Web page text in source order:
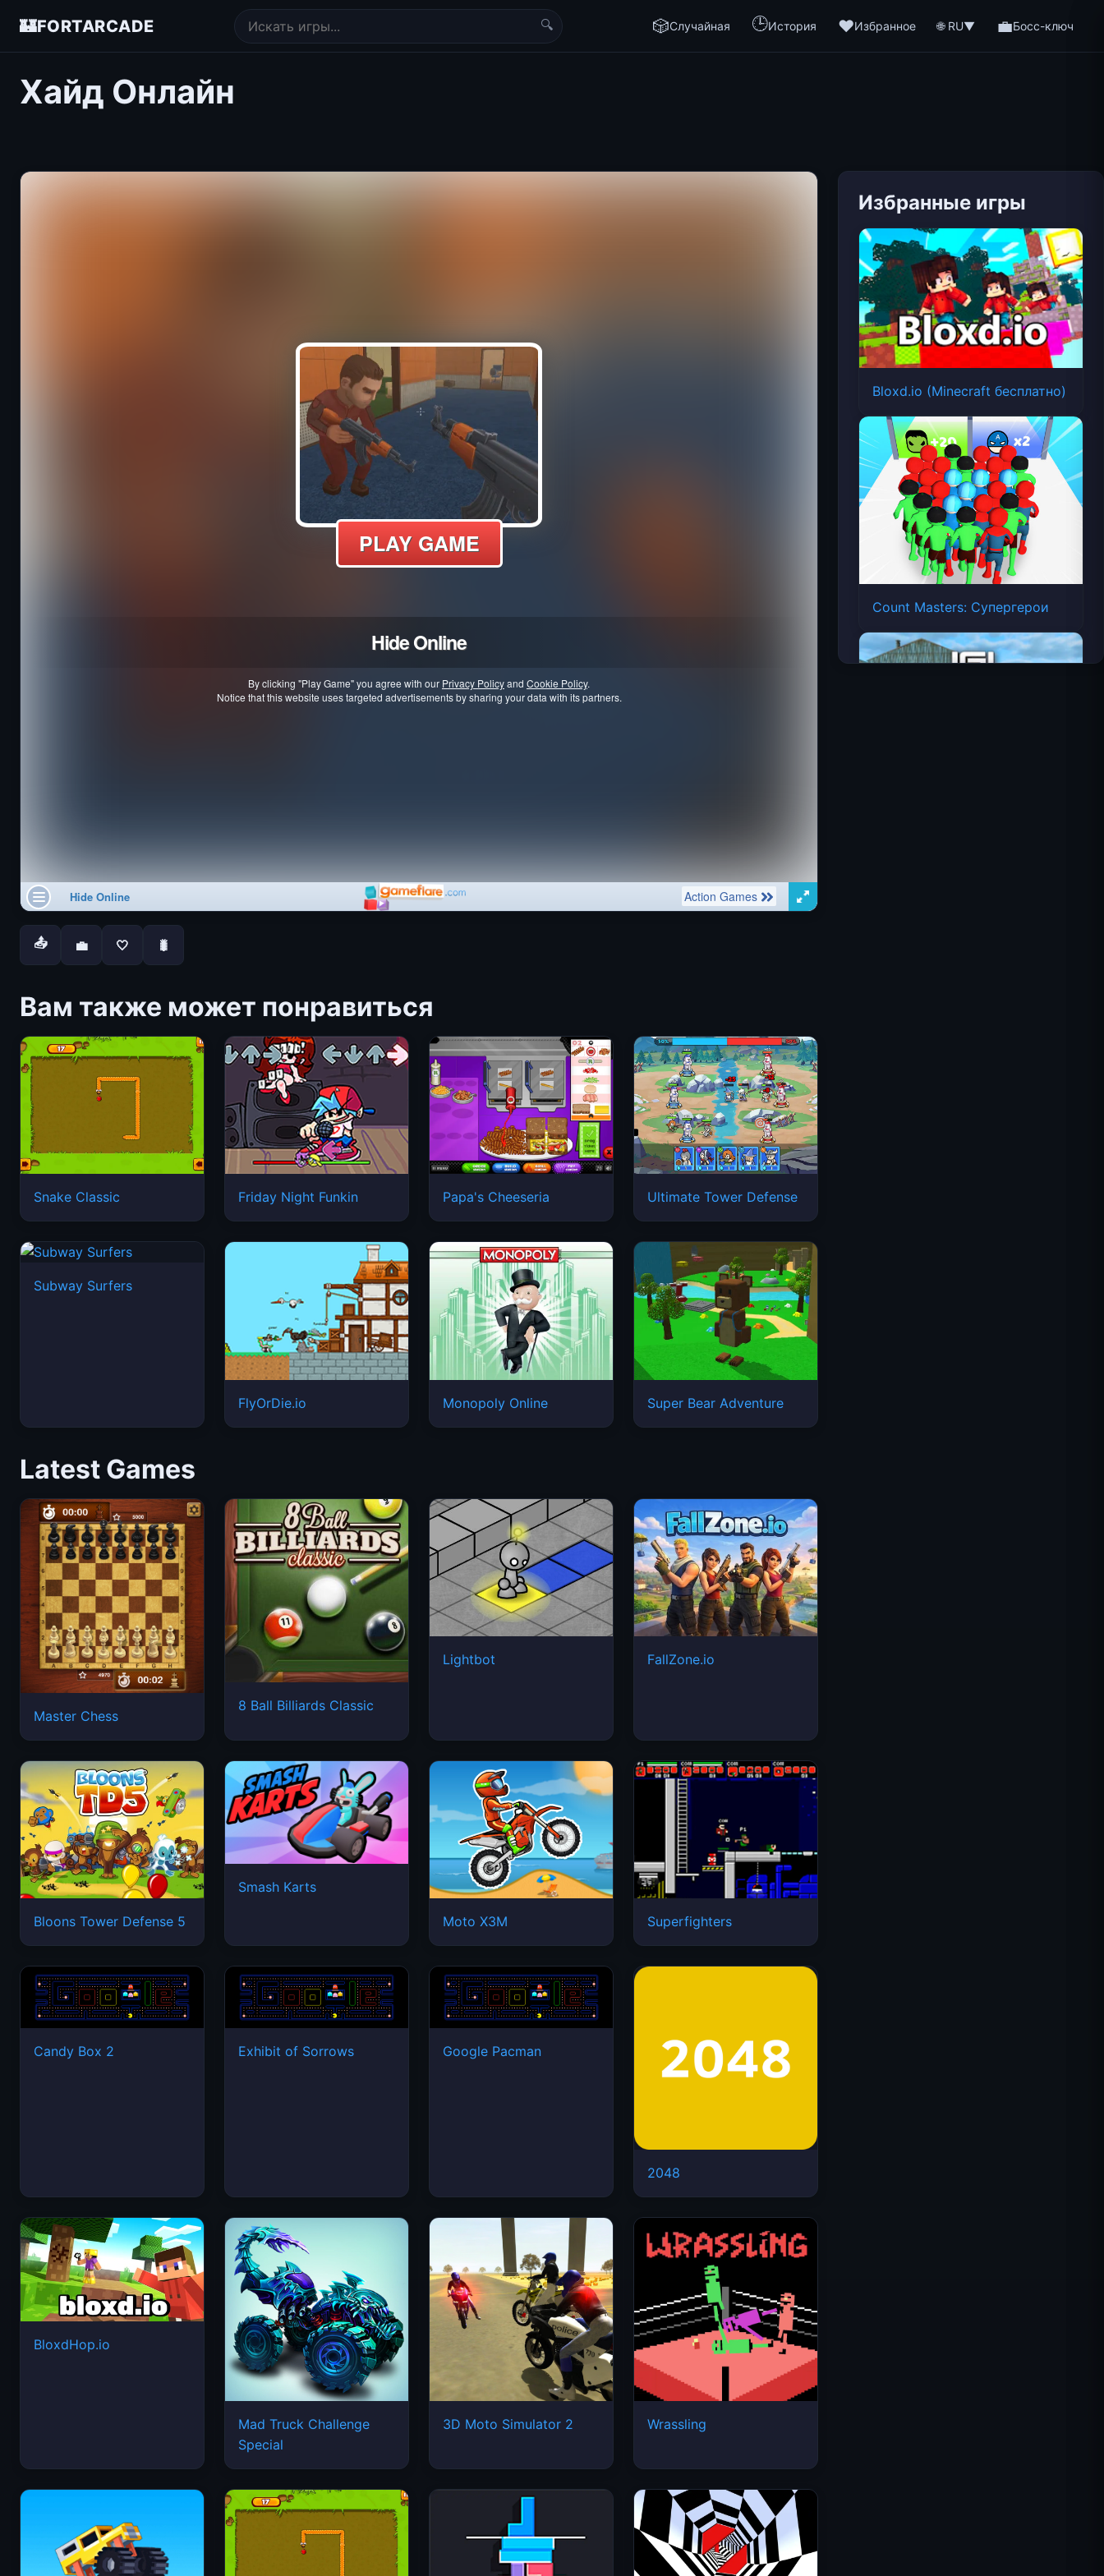
🏰FORTARCADE 🔍 🎲Случайная 🕒История ❤️Избранное 🌐 RU▼ 💼Босс-ключ
Хайд Онлайн
📤 💼 🤍 🐛
Вам также может понравиться
Snake Classic Friday Night Funkin Papa's Cheeseria Ultimate Tower Defense
Subway Surfers
FlyOrDie.io Monopoly Online Super Bear Adventure
Latest Games
Master Chess
8 Ball Billiards Classic
Lightbot FallZone.io
Bloons Tower Defense 5
Smash Karts
Moto X3M Superfighters
Candy Box 2 Exhibit of Sorrows Google Pacman
2048
BloxdHop.io
Mad Truck Challenge
Special
3D Moto Simulator 2 Wrassling
Избранные игры
Bloxd.io (Minecraft бесплатно)
Count Masters: Супергерои